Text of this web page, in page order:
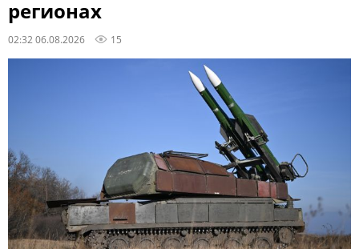
регионах
02:32 06.08.2026 15